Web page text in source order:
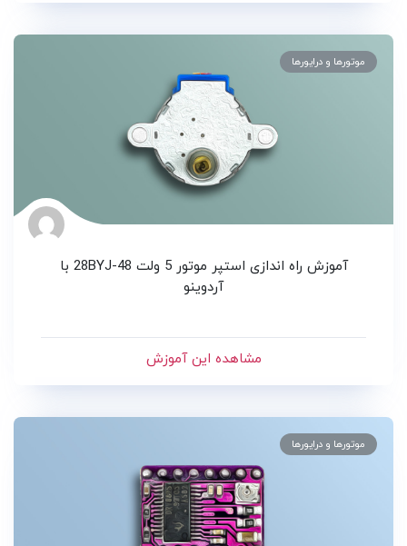
موتورها و درایورها
آموزش راه اندازی استپر موتور 5 ولت 28BYJ-48 با
آردوینو
مشاهده این آموزش
موتورها و درایورها